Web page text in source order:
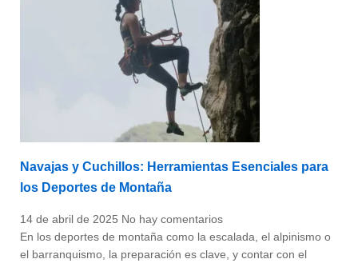
Navajas y Cuchillos: Herramientas Esenciales para
los Deportes de Montaña
14 de abril de 2025 No hay comentarios
En los deportes de montaña como la escalada, el alpinismo o
el barranquismo, la preparación es clave, y contar con el